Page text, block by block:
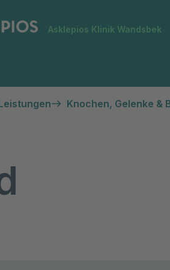
Asklepios Klinik Wandsbek
Knochen, Gelenke &